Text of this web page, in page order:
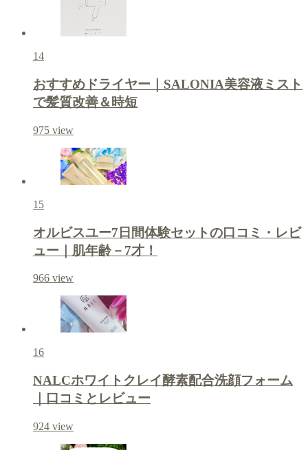
14
おすすめドライヤー｜SALONIA美容液ミスト
で髪質改善＆時短
975 view
15
オルビスユー7日間体験セットの口コミ・レビ
ュー｜肌年齢－7才！
966 view
16
NALCホワイトクレイ酵素配合洗顔フォーム
｜口コミとレビュー
924 view